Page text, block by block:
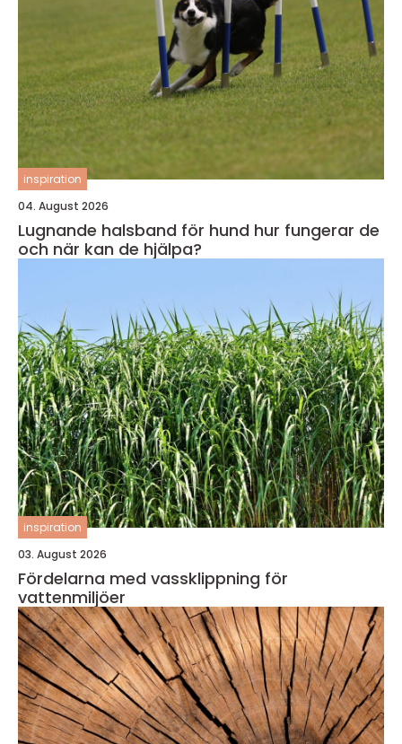
inspiration
04. August 2026
Lugnande halsband för hund hur fungerar de
och när kan de hjälpa?
inspiration
03. August 2026
Fördelarna med vassklippning för
vattenmiljöer